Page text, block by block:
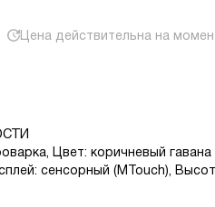
Цена действительна на
Цвет: коричневый
сенсорный (MTouch),